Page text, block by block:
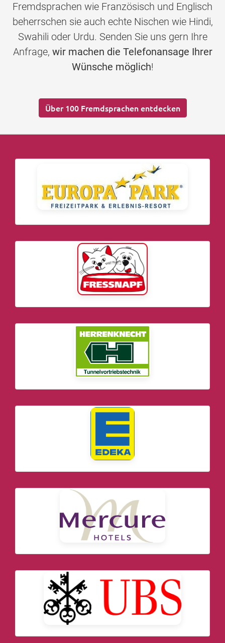
Fremdsprachen wie Französisch und Englisch
beherrschen sie auch echte Nischen wie Hindi,
Swahili oder Urdu. Senden Sie uns gern Ihre
Anfrage, wir machen die Telefonansage Ihrer
Wünsche möglich!
Über 100 Fremdsprachen entdecken